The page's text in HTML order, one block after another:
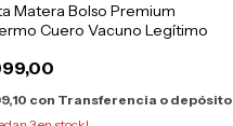
Matera Bolso Premium
Cuero Vacuno Legítimo
con Transferencia o depósito